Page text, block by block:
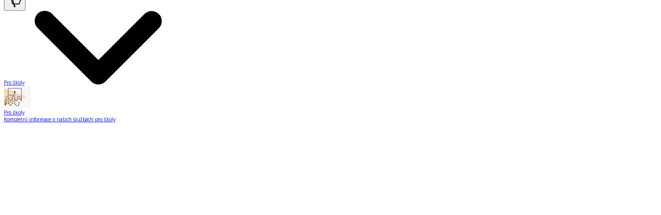
Pro školy
Pro školy
Kompletní informace o našich službách pro školy